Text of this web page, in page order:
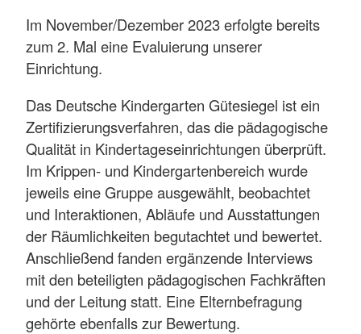
Im November/Dezember 2023 erfolgte bereits
zum 2. Mal eine Evaluierung unserer
Einrichtung.
Das Deutsche Kindergarten Gütesiegel ist ein
Zertifizierungsverfahren, das die pädagogische
Qualität in Kindertageseinrichtungen überprüft.
Im Krippen- und Kindergartenbereich wurde
jeweils eine Gruppe ausgewählt, beobachtet
und Interaktionen, Abläufe und Ausstattungen
der Räumlichkeiten begutachtet und bewertet.
Anschließend fanden ergänzende Interviews
mit den beteiligten pädagogischen Fachkräften
und der Leitung statt. Eine Elternbefragung
gehörte ebenfalls zur Bewertung.